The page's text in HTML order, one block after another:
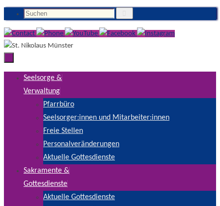
springen
Suchen
Seelsorge &
Verwaltung
Pfarrbüro
Seelsorger:innen und Mitarbeiter:innen
Freie Stellen
Personalveränderungen
Aktuelle Gottesdienste
Sakramente &
Gottesdienste
Aktuelle Gottesdienste